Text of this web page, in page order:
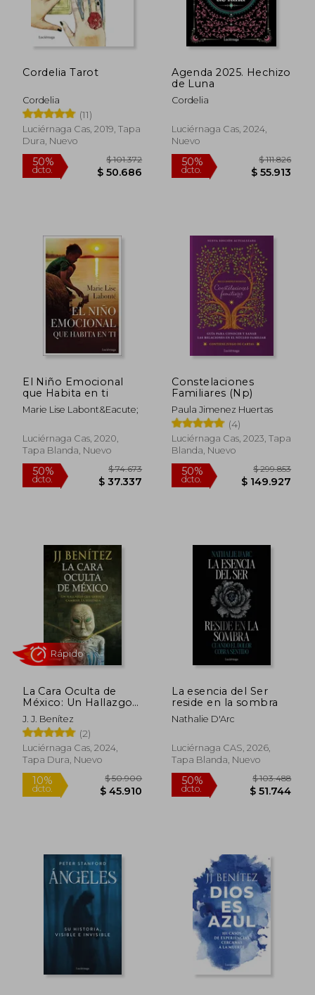
Cordelia Tarot
Cordelia
(11)
Luciérnaga Cas, 2019, Tapa
Dura, Nuevo
50%
dcto.
$ 101.372
$ 50.686
Agenda 2025. Hechizo
de Luna
Cordelia
Luciérnaga Cas, 2024,
Nuevo
50%
dcto.
El Niño Emocional
que Habita en ti
Marie Lise Labont&Eacute;
Luciérnaga Cas, 2020,
Tapa Blanda, Nuevo
50%
dcto.
$ 74.673
$ 37.337
Constelaciones
Familiares (Np)
Paula Jimenez Huertas
(4)
Luciérnaga Cas, 2023, Tapa
Blanda, Nuevo
50%
dcto.
La Cara Oculta de
México: Un Hallazgo
que Debería Cambiar
la Historia
J. J. Benítez
(2)
Luciérnaga Cas, 2024,
Tapa Dura, Nuevo
dcto. $ 45.910
La esencia del Ser
reside en la sombra
Nathalie D'Arc
Luciérnaga CAS, 2026,
Tapa Blanda, Nuevo
50%
dcto.